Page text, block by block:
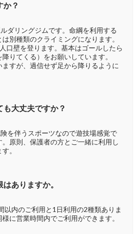
か？
ダリングジムです。命綱を利用する
別種類のクライミングになります。
口壁を登ります。基本はゴールしたら
りてくる）をお願いしています。
すが、過信せず足から降りるように
大丈夫ですか？
を伴うスポーツなので遊技場感覚で
。原則、保護者の方とご一緒に利用し
。
ありますか。
以内のご利用と1日利用の2種類ありま
に営業時間内でご利用ができます。